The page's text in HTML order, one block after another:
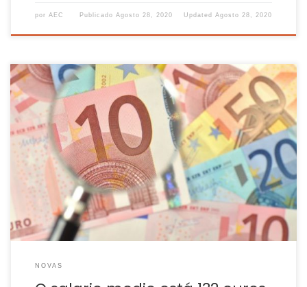
por AEC PublicadoAgosto 28, 2020 UpdatedAgosto 28, 2020
A remuneración en Galicia é un 28% inferior á media dos
países da UE, segundo un estudo de Adecco. Galicia
atópase, con 1.568 euros mensuais, 132 euros por baixo do
salario medio do Estado, onde é de 1.700 euros. Ademais,
está lonxe dos 2.017 euros que se rexistran en Madrid, […]
NOVAS